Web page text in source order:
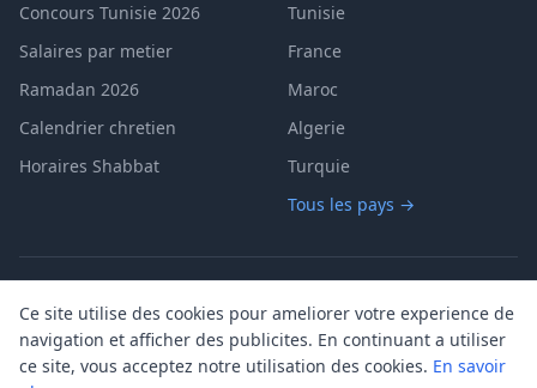
Concours Tunisie 2026
Salaires par metier
Ramadan 2026
Calendrier chretien
Horaires Shabbat
Tunisie
France
Maroc
Algerie
Turquie
Tous les pays →
|
Politique de confidentialite|Cookies CGU
Ce site utilise des cookies pour ameliorer votre experience de
navigation et afficher des publicites. En continuant a utiliser
ce site, vous acceptez notre utilisation des cookies. En savoir